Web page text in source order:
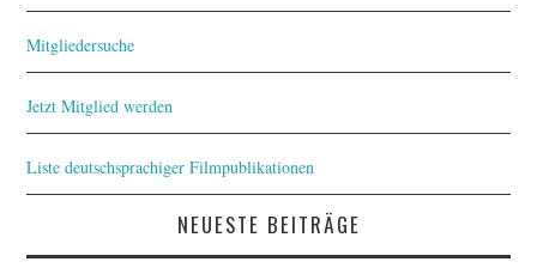
Mitgliedersuche
Jetzt Mitglied werden
Liste deutschsprachiger Filmpublikationen
NEUESTE BEITRÄGE